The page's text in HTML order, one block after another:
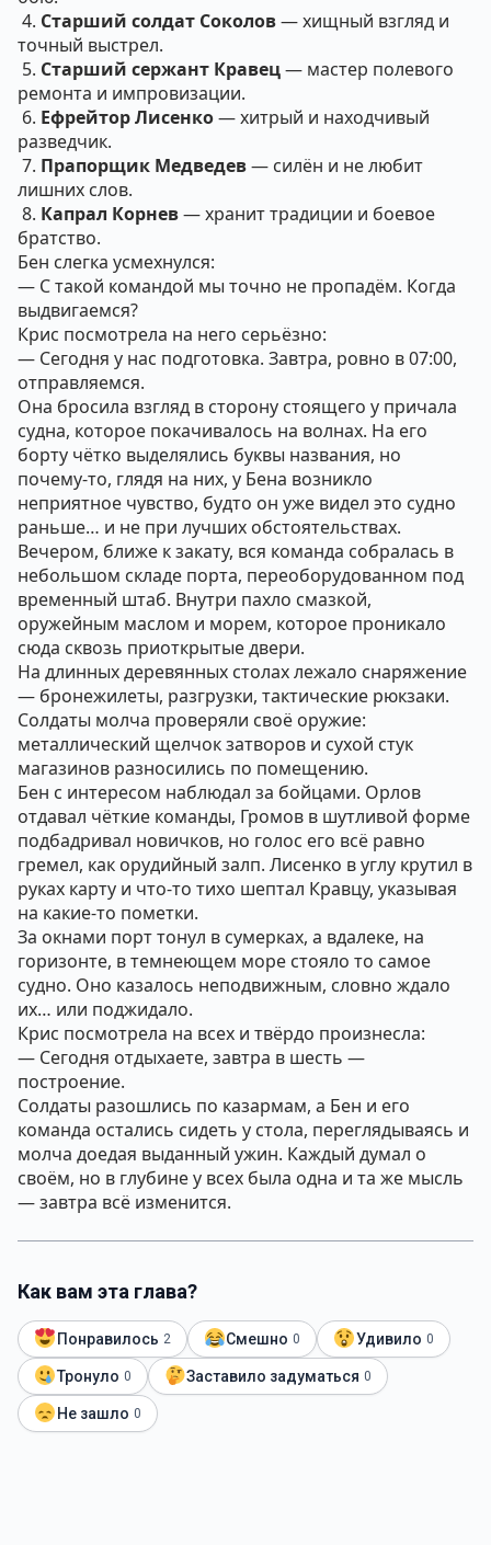
4. Старший солдат Соколов— хищный взгляд и
точный выстрел.
5. Старший сержант Кравец— мастер полевого
ремонта и импровизации.
6. Ефрейтор Лисенко— хитрый и находчивый
разведчик.
7. Прапорщик Медведев— силён и не любит
лишних слов.
8. Капрал Корнев— хранит традиции и боевое
братство.
Бен слегка усмехнулся:
— С такой командой мы точно не пропадём. Когда
выдвигаемся?
Крис посмотрела на него серьёзно:
— Сегодня у нас подготовка. Завтра, ровно в 07:00,
отправляемся.
Она бросила взгляд в сторону стоящего у причала
судна, которое покачивалось на волнах. На его
борту чётко выделялись буквы названия, но
почему-то, глядя на них, у Бена возникло
неприятное чувство, будто он уже видел это судно
раньше… и не при лучших обстоятельствах.
Вечером, ближе к закату, вся команда собралась в
небольшом складе порта, переоборудованном под
временный штаб. Внутри пахло смазкой,
оружейным маслом и морем, которое проникало
сюда сквозь приоткрытые двери.
На длинных деревянных столах лежало снаряжение
— бронежилеты, разгрузки, тактические рюкзаки.
Солдаты молча проверяли своё оружие:
металлический щелчок затворов и сухой стук
магазинов разносились по помещению.
Бен с интересом наблюдал за бойцами. Орлов
отдавал чёткие команды, Громов в шутливой форме
подбадривал новичков, но голос его всё равно
гремел, как орудийный залп. Лисенко в углу крутил в
руках карту и что-то тихо шептал Кравцу, указывая
на какие-то пометки.
За окнами порт тонул в сумерках, а вдалеке, на
горизонте, в темнеющем море стояло то самое
судно. Оно казалось неподвижным, словно ждало
их… или поджидало.
Крис посмотрела на всех и твёрдо произнесла:
— Сегодня отдыхаете, завтра в шесть —
построение.
Солдаты разошлись по казармам, а Бен и его
команда остались сидеть у стола, переглядываясь и
молча доедая выданный ужин. Каждый думал о
своём, но в глубине у всех была одна и та же мысль
— завтра всё изменится.
Как вам эта глава?
Понравилось 2 Смешно 0 Удивило 0
Тронуло 0 Заставило задуматься 0
Не зашло 0